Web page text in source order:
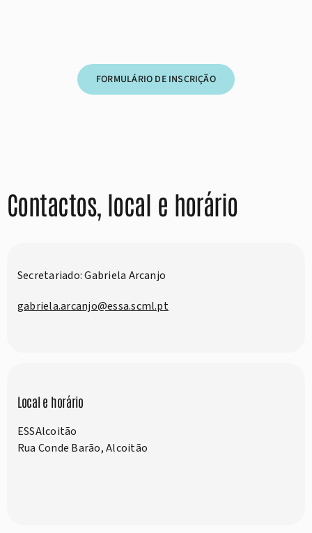
FORMULÁRIO DE INSCRIÇÃO
Contactos, local e horário
Secretariado: Gabriela Arcanjo
gabriela.arcanjo@essa.scml.pt
Local e horário
ESSAlcoitão
Rua Conde Barão, Alcoitão